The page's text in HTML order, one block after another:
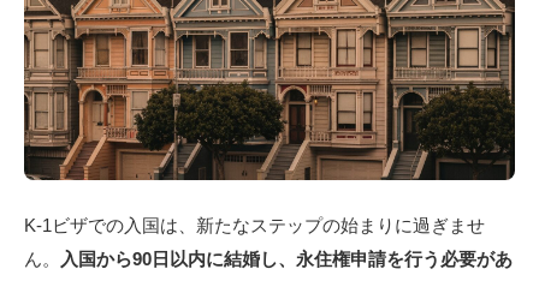
K-1ビザでの入国は、新たなステップの始まりに過ぎませ
ん。
入国から90日以内に結婚し、永住権申請を行う必要があ